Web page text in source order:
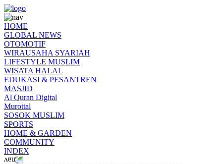
HOME
GLOBAL NEWS
OTOMOTIF
WIRAUSAHA SYARIAH
LIFESTYLE MUSLIM
WISATA HALAL
EDUKASI & PESANTREN
MASJID
Al Quran Digital
Murottal
SOSOK MUSLIM
SPORTS
HOME & GARDEN
COMMUNITY
INDEX